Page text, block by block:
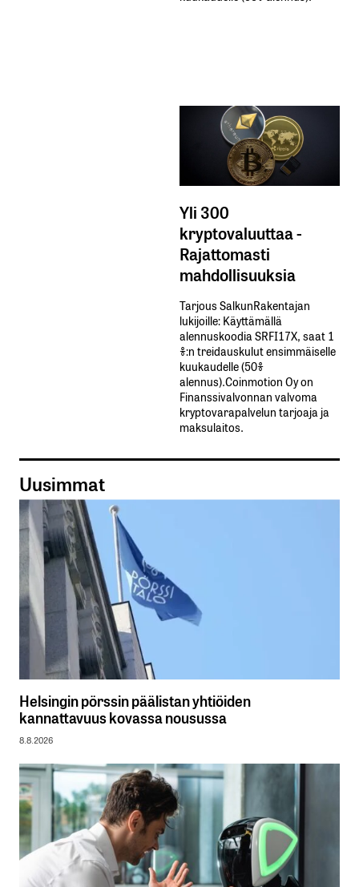
Yli 300
kryptovaluuttaa -
Rajattomasti
mahdollisuuksia
Tarjous SalkunRakentajan
lukijoille: Käyttämällä​ ​
alennuskoodia​ ​SRFI17X,​ ​saat​ ​1
%:n treidauskulut​ ​ensimmäiselle​ ​
kuukaudelle​ ​(50%​ ​
alennus).Coinmotion Oy on
Finanssivalvonnan valvoma
kryptovarapalvelun tarjoaja ja
maksulaitos.
Uusimmat
Helsingin pörssin päälistan yhtiöiden
kannattavuus kovassa nousussa
8.8.2026